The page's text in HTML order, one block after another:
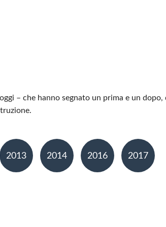
– che hanno segnato un prima e un
2013 2014 2016 2017